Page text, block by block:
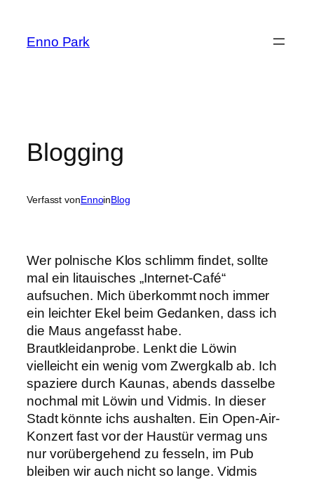
springen
Enno Park
Blogging
Verfasst vonEnnoinBlog
Wer polnische Klos schlimm findet, sollte
mal ein litauisches „Internet-Café“
aufsuchen. Mich überkommt noch immer
ein leichter Ekel beim Gedanken, dass ich
die Maus angefasst habe.
Brautkleidanprobe. Lenkt die Löwin
vielleicht ein wenig vom Zwergkalb ab. Ich
spaziere durch Kaunas, abends dasselbe
nochmal mit Löwin und Vidmis. In dieser
Stadt könnte ichs aushalten. Ein Open-Air-
Konzert fast vor der Haustür vermag uns
nur vorübergehend zu fesseln, im Pub
bleiben wir auch nicht so lange. Vidmis